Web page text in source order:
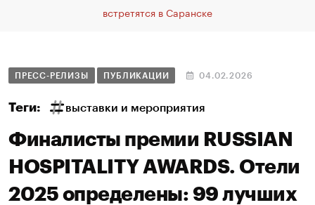
встретятся в Саранске
ПРЕСС-РЕЛИЗЫ ПУБЛИКАЦИИ 04.02.2026
Теги: выставки и мероприятия
Финалисты премии RUSSIAN
HOSPITALITY AWARDS. Отели
2025 определены: 99 лучших